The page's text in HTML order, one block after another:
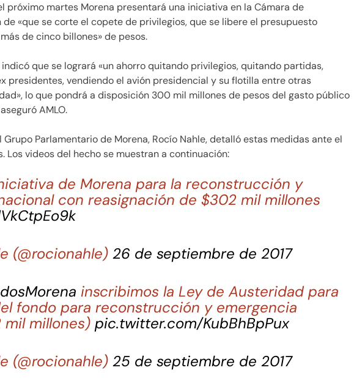
próximo martes Morena presentará una iniciativa en la Cámara de
«que se corte el copete de privilegios, que se libere el presupuesto
de cinco billones» de pesos.
que se logrará «un ahorro quitando privilegios, quitando partidas,
presidentes, vendiendo el avión presidencial y su flotilla entre otras
lo que pondrá a disposición 300 mil millones de pesos del gasto público
AMLO.
Parlamentario de Morena, Rocío Nahle, detalló estas medidas ante el
Los videos del hecho se muestran a continuación:
de Morena para la reconstrucción y
con reasignación de $302 mil millones
(@rocionahle) 26 de septiembre de 2017
inscribimos la Ley de Austeridad para
fondo para reconstrucción y emergencia
millones) pic.twitter.com/KubBhBpPux
(@rocionahle) 25 de septiembre de 2017